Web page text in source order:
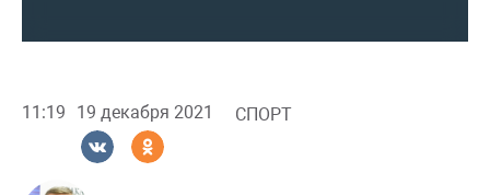
11:19 19 декабря 2021 СПОРТ